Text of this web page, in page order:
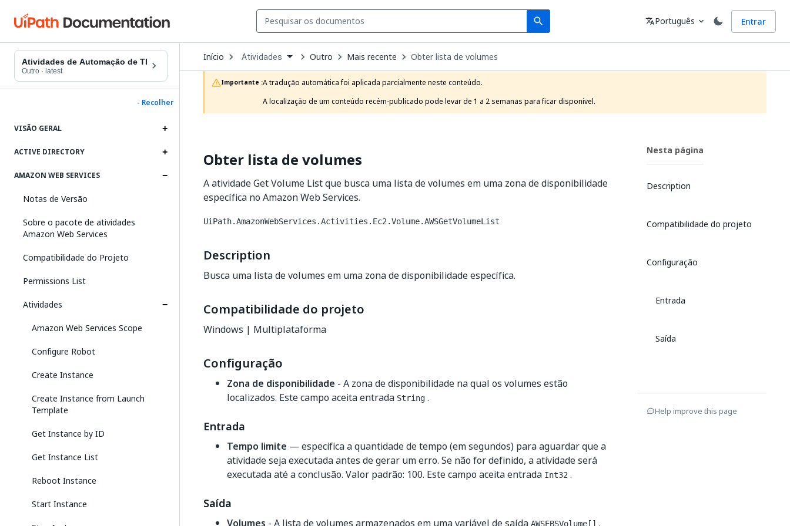
search
Search Idioma
translatePortuguês expand_more Entrar
Atividades de Automação de TI
Outro · latest
- Recolher
VISÃO GERAL
ACTIVE DIRECTORY
AMAZON WEB SERVICES
Notas de Versão
Sobre o pacote de atividades
Amazon Web Services
Compatibilidade do Projeto
Permissions List
Atividades
Amazon Web Services Scope
Configure Robot
Create Instance
Create Instance from Launch
Template
Get Instance by ID
Get Instance List
Reboot Instance
Start Instance
Início Open
Dropdown
to
choose
product
Atividades Outro Mais recente Obter lista de volumes
Importante :A tradução automática foi aplicada parcialmente neste conteúdo.
A localização de um conteúdo recém-publicado pode levar de 1 a 2 semanas para ficar disponível.
Obter lista de volumes
A atividade Get Volume List que busca uma lista de volumes em uma zona de disponibilidade
específica no Amazon Web Services.
UiPath.AmazonWebServices.Activities.Ec2.Volume.AWSGetVolumeList
Description
Busca uma lista de volumes em uma zona de disponibilidade específica.
Compatibilidade do projeto
Windows | Multiplataforma
Configuração
Zona de disponibilidade - A zona de disponibilidade na qual os volumes estão
localizados. Este campo aceita entrada String .
Entrada
Tempo limite — especifica a quantidade de tempo (em segundos) para aguardar que a
atividade seja executada antes de gerar um erro. Se não for definido, a atividade será
executada até a conclusão. Valor padrão: 100. Este campo aceita entrada Int32 .
Saída
Volumes - A lista de volumes armazenados em uma variável de saída AWSEBSVolume[] .
Nesta página
Description
Compatibilidade do projeto
Configuração
Entrada
Saída
Help improve this page